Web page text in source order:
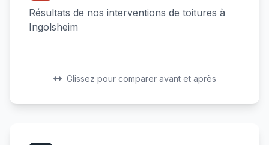
Résultats de nos interventions de toitures à
Ingolsheim
Avant
Après
Glissez pour comparer avant et après